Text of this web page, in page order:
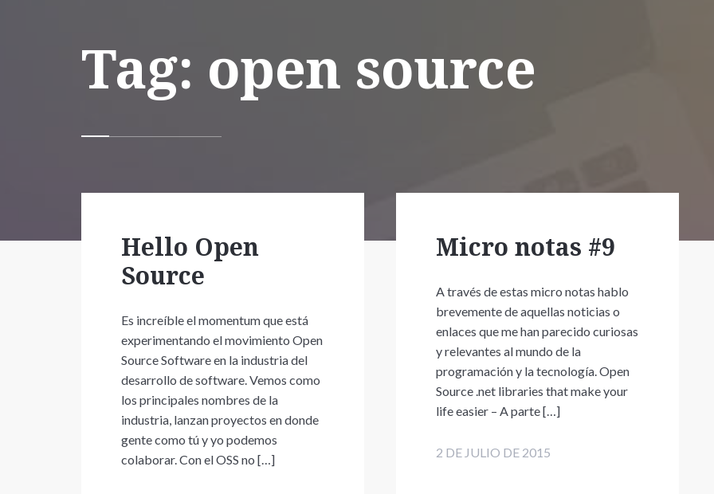
Tag: open source
Hello Open
Source
Es increíble el momentum que está
experimentando el movimiento Open
Source Software en la industria del
desarrollo de software. Vemos como
los principales nombres de la
industria, lanzan proyectos en donde
gente como tú y yo podemos
colaborar. Con el OSS no […]
Micro notas #9
A través de estas micro notas hablo
brevemente de aquellas noticias o
enlaces que me han parecido curiosas
y relevantes al mundo de la
programación y la tecnología. Open
Source .net libraries that make your
life easier – A parte […]
2 DE JULIO DE 2015